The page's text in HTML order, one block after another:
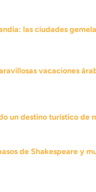
las ciudades
vacaciones
un destino turístico de
de Shakespeare y